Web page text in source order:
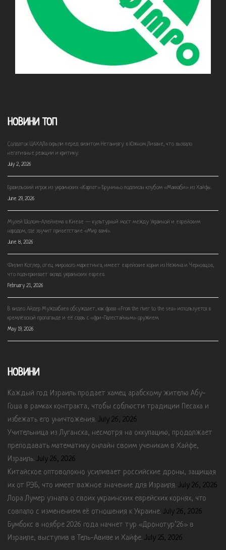
НОВИНИ ТОП
Солдаток ЦАХАЛа скрыли перед визитом Нетаниягу в Южном Ливане, что вызвало
негативные реакции и критику.
July 2, 2026
Бразильский игрок из украинских «Карпат» Бруниньо подписан клубом «Маккаби» из Хайфы.
June 29, 2026
Музей Шолом-Алейхема в Киеве — культурный мост между Украиной и еврейским
народом, где звучит приветствие «Мир вам!».
June 8, 2026
Филип Котлер, отец мирового маркетинга, имеет еврейские корни из Нежина и Черновцов,
что подчеркивает вклад украинских евреев.
February 21, 2026
В видео Айдер Муждабаев обсуждает, как фраза «From the river to the sea» используется в
кремлёвской пропаганде и её связь с «фри-Палестайным» оружием.
May 19, 2026
НОВИНИ
Каждый год Израиль продает хамец арабскому жителю Абу-
Гоша в рамках контракта, чтобы соблюсти традиции Песаха и
избежать его уничтожения. July 26, 2026
Учительница из Луганска, несмотря на оккупацию, продолжает
преподавать математику онлайн своим ученикам в Хайфе,
Израиль. July 26, 2026
Китайское оптоволокно усиливает российские дроны, защищая
их от РЭБ, что имеет важное значение для Израиля. July 26, 2026
Лора Лумер узнала о своих украинских еврейских корнях, что
совпало с изменением её отношения к Украине. July 26, 2026
Бумбокс в ноябре 2026 года начнет тур «Дронотур’26» в
Израиле, выступив в Тель-Авиве и Хайфе. July 25, 2026